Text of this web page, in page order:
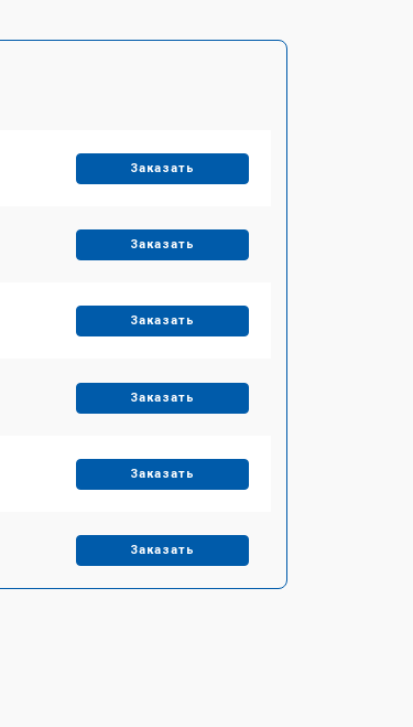
Заказать
Заказать
Заказать
Заказать
Заказать
Заказать